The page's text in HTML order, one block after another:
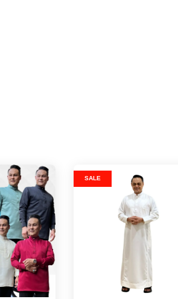
SALE